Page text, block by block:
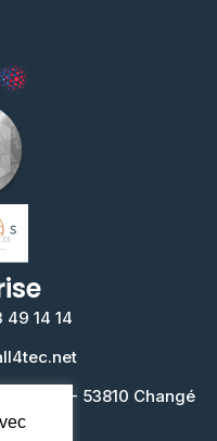
49 14 14
M - 53810 Changé